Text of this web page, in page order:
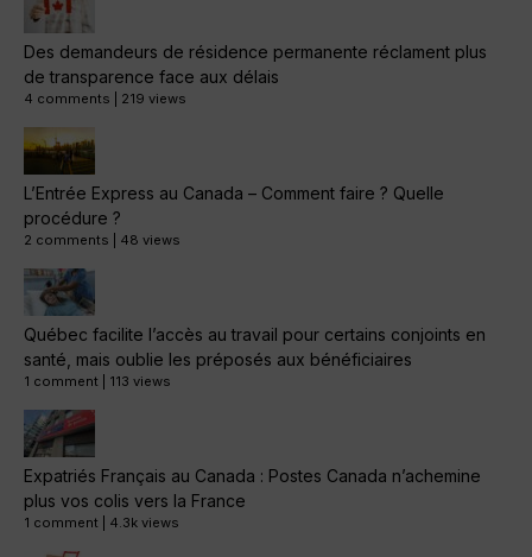
Des demandeurs de résidence permanente réclament plus
de transparence face aux délais
4 comments 219 views
L’Entrée Express au Canada – Comment faire ? Quelle
procédure ?
2 comments 48 views
Québec facilite l’accès au travail pour certains conjoints en
santé, mais oublie les préposés aux bénéficiaires
1 comment 113 views
Expatriés Français au Canada : Postes Canada n’achemine
plus vos colis vers la France
1 comment 4.3k views